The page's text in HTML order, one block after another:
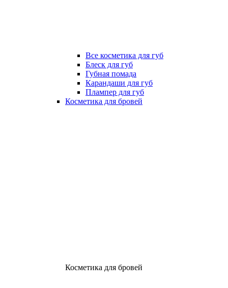
Все косметика для губ
Блеск для губ
Губная помада
Карандаши для губ
Плампер для губ
Косметика для бровей
Косметика для бровей